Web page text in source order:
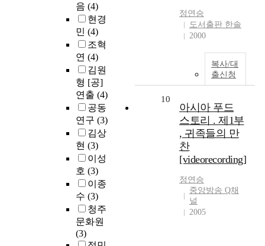
음 (4)
현경
민 (4)
조혁
연 (4)
김원
형 [공]
연출 (4)
공동
연구 (3)
김상
현 (3)
이성
호 (3)
이종
수 (3)
청주
문화원
(3)
정연승
도서출판 한솔
2000
복사/대
출신청
10
아시아 푸드
스토리 . 제1부
, 귀족들의 만
찬
[videorecording]
정연승
중앙방송 Q채
널
2005